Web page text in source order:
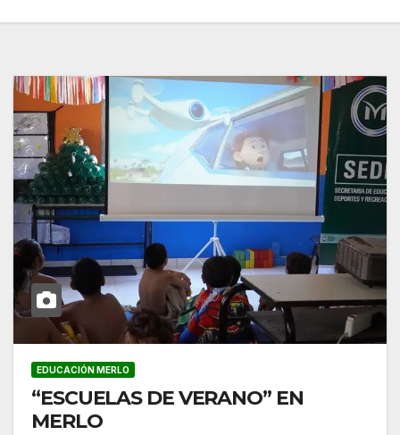
EDUCACIÓN MERLO
“ESCUELAS DE VERANO” EN
MERLO